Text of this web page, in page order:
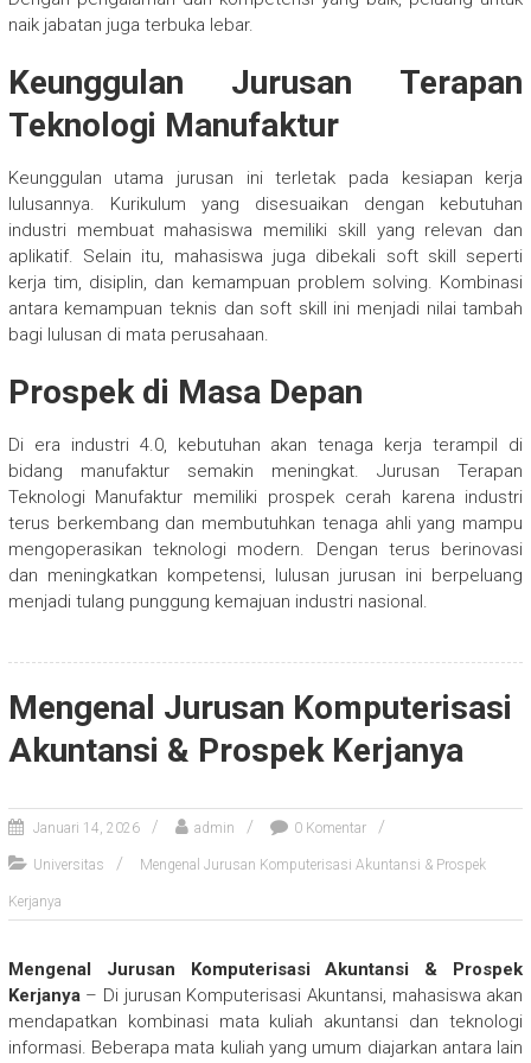
naik jabatan juga terbuka lebar.
Keunggulan Jurusan Terapan
Teknologi Manufaktur
Keunggulan utama jurusan ini terletak pada kesiapan kerja
lulusannya. Kurikulum yang disesuaikan dengan kebutuhan
industri membuat mahasiswa memiliki skill yang relevan dan
aplikatif. Selain itu, mahasiswa juga dibekali soft skill seperti
kerja tim, disiplin, dan kemampuan problem solving. Kombinasi
antara kemampuan teknis dan soft skill ini menjadi nilai tambah
bagi lulusan di mata perusahaan.
Prospek di Masa Depan
Di era industri 4.0, kebutuhan akan tenaga kerja terampil di
bidang manufaktur semakin meningkat. Jurusan Terapan
Teknologi Manufaktur memiliki prospek cerah karena industri
terus berkembang dan membutuhkan tenaga ahli yang mampu
mengoperasikan teknologi modern. Dengan terus berinovasi
dan meningkatkan kompetensi, lulusan jurusan ini berpeluang
menjadi tulang punggung kemajuan industri nasional.
Mengenal Jurusan Komputerisasi
Akuntansi & Prospek Kerjanya
Januari 14, 2026 admin 0 Komentar
Universitas Mengenal Jurusan Komputerisasi Akuntansi & Prospek
Kerjanya
Mengenal Jurusan Komputerisasi Akuntansi & Prospek
Kerjanya– Di jurusan Komputerisasi Akuntansi, mahasiswa akan
mendapatkan kombinasi mata kuliah akuntansi dan teknologi
informasi. Beberapa mata kuliah yang umum diajarkan antara lain